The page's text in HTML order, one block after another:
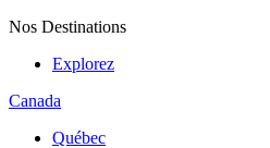
Nos Destinations
Explorez
Canada
Québec